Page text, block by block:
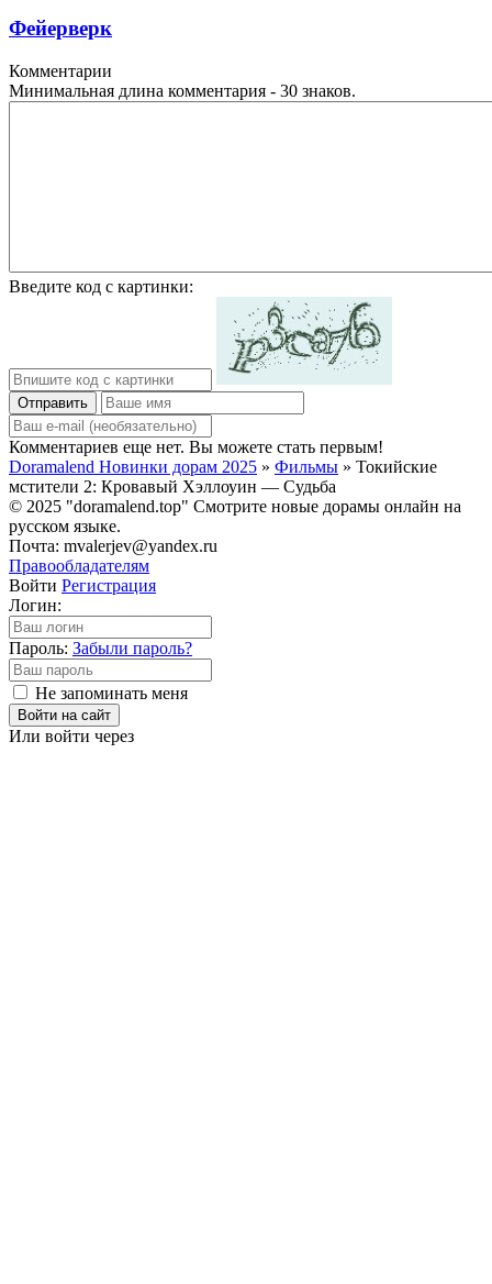
Фейерверк
Комментарии
Минимальная длина комментария - 30 знаков.
Введите код с картинки:
Отправить
Комментариев еще нет. Вы можете стать первым!
Doramalend Новинки дорам 2025 » Фильмы » Токийские
мстители 2: Кровавый Хэллоуин — Судьба
© 2025 "doramalend.top" Смотрите новые дорамы онлайн на
русском языке.
Почта: mvalerjev@yandex.ru
Правообладателям
Войти Регистрация
Логин:
Пароль: Забыли пароль?
Не запоминать меня
Войти на сайт
Или войти через